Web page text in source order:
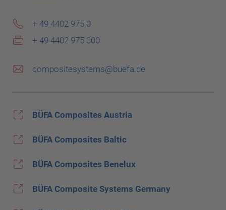
+ 49 4402 975 0
+ 49 4402 975 300
compositesystems@buefa.de
BÜFA Composites Austria
BÜFA Composites Baltic
BÜFA Composites Benelux
BÜFA Composite Systems Germany